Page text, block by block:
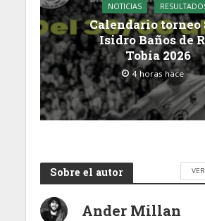
NOTICIAS
Calendario torneo
Isidro Baños de
Tobía 2026
4 horas hace
Sobre el autor
Ander Millan